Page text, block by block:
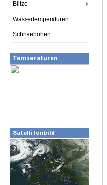
Blitze
Wassertemperaturen
Schneehöhen
Temperaturen
Satellitenbild